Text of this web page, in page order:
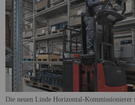
Die neuen Linde Horizontal-Kommissionierer